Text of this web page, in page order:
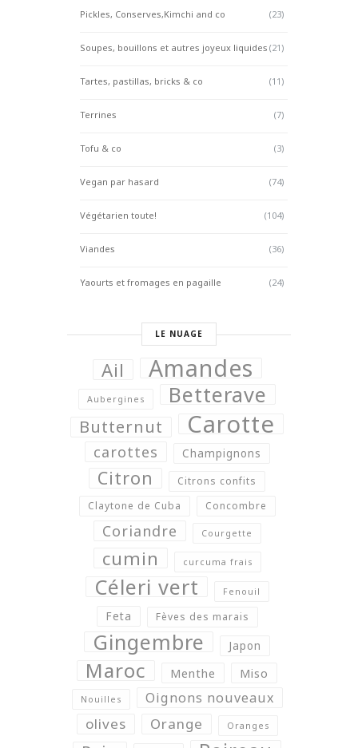
Pickles, Conserves,Kimchi and co (23)
Soupes, bouillons et autres joyeux liquides (21)
Tartes, pastillas, bricks & co (11)
Terrines (7)
Tofu & co (3)
Vegan par hasard (74)
Végétarien toute! (104)
Viandes (36)
Yaourts et fromages en pagaille (24)
LE NUAGE
Ail Amandes
Aubergines Betterave
Butternut Carotte
carottes Champignons
Citron
Citrons confits
Claytone de Cuba
Concombre
Coriandre Courgette
cumin curcuma frais
Céleri vert Fenouil
Feta Fèves des marais
Gingembre Japon
Maroc Menthe Miso
Nouilles Oignons nouveaux
olives Orange Oranges